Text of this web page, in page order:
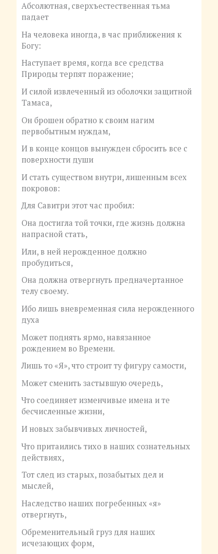
Абсолютная, сверхъестественная тьма
падает
На человека иногда, в час приближения к
Богу:
Наступает время, когда все средства
Природы терпят поражение;
И силой извлеченный из оболочки защитной
Тамаса,
Он брошен обратно к своим нагим
первобытным нуждам,
И в конце концов вынужден сбросить все с
поверхности души
И стать существом внутри, лишенным всех
покровов:
Для Савитри этот час пробил:
Она достигла той точки, где жизнь должна
напрасной стать,
Или, в ней нерожденное должно
пробудиться,
Она должна отвергнуть предначертанное
телу своему.
Ибо лишь вневременная сила нерожденного
духа
Может поднять ярмо, навязанное
рождением во Времени.
Лишь то «Я», что строит ту фигуру самости,
Может сменить застывшую очередь,
Что соединяет изменчивые имена и те
бесчисленные жизни,
И новых забывчивых личностей,
Что притаились тихо в наших сознательных
действиях,
Тот след из старых, позабытых дел и
мыслей,
Наследство наших погребенных «я»
отвергнуть,
Обременительный груз для наших
исчезающих форм,